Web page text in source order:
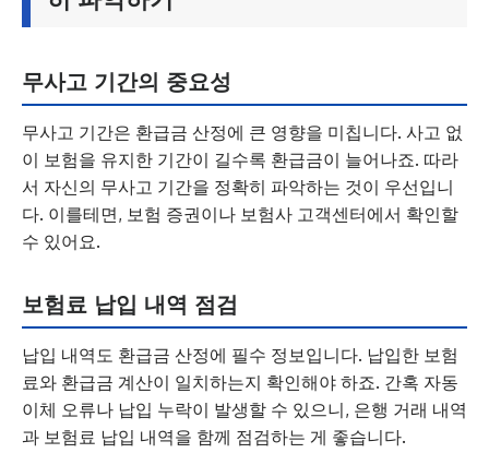
무사고 기간의 중요성
무사고 기간은 환급금 산정에 큰 영향을 미칩니다. 사고 없
이 보험을 유지한 기간이 길수록 환급금이 늘어나죠. 따라
서 자신의 무사고 기간을 정확히 파악하는 것이 우선입니
다. 이를테면, 보험 증권이나 보험사 고객센터에서 확인할
수 있어요.
보험료 납입 내역 점검
납입 내역도 환급금 산정에 필수 정보입니다. 납입한 보험
료와 환급금 계산이 일치하는지 확인해야 하죠. 간혹 자동
이체 오류나 납입 누락이 발생할 수 있으니, 은행 거래 내역
과 보험료 납입 내역을 함께 점검하는 게 좋습니다.